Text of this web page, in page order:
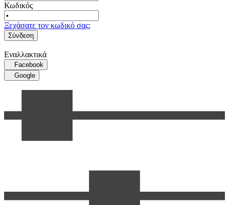
Κωδικός
Ξεχάσατε τον κωδικό σας;
Σύνδεση
Εναλλακτικά
Facebook
Google